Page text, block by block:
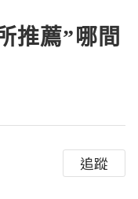
推薦”哪間
追蹤